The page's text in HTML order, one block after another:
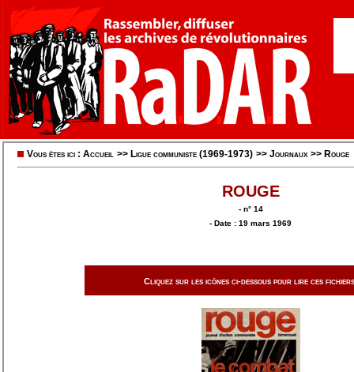
Vous êtes ici : Accueil >> Ligue communiste (1969-1973) >> Journaux >> Rouge
ROUGE
- n° 14
- Date : 19 mars 1969
Cliquez sur les icônes ci-dessous pour lire ces